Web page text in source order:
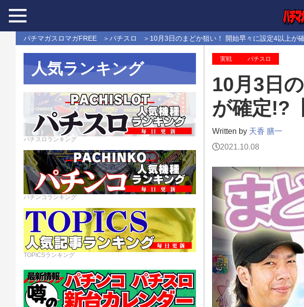
パチマガスロマガFREE パチスロ 10月3日のまどか狙い！ 開始早々に設定4以上が
実戦 パチスロ
10月3日
が確定!?
Written by 天香 膳一
2021.10.08
人気ランキング
パチスロランキング
パチンコランキング
TOPICSランキング